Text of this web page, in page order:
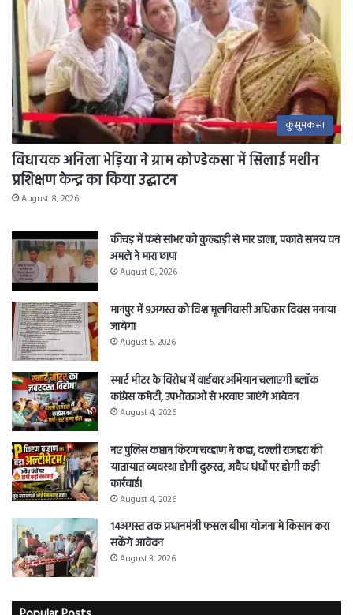
कुसुमकसा
विधायक अनिला भेड़िया ने ग्राम कोण्डेकसा में सिलाई मशीन
प्रशिक्षण केन्द्र का किया उद्घाटन
August 8, 2026
कीचड़ में फंसे सांभर को कुल्हाड़ी से मार डाला, पकाते समय वन
अमले ने मारा छापा
August 8, 2026
मानपुर में 9अगस्त को विश्व मूलनिवासी अधिकार दिवस मनाया
जायेगा
August 5, 2026
स्मार्ट मीटर के विरोध में वार्डवार अभियान चलाएगी ब्लॉक
कांग्रेस कमेटी, उपभोक्ताओं से भरवाए जाएंगे आवेदन
August 4, 2026
नए पुलिस कप्तान किरण चव्हाण ने कहा, दल्ली राजहरा की
यातायात व्यवस्था होगी दुरुस्त, अवैध धंधों पर होगी कड़ी
कार्रवाई।
August 4, 2026
14अगस्त तक प्रधानमंत्री फसल बीमा योजना मे किसान करा
सकेंगे आवेदन
August 3, 2026